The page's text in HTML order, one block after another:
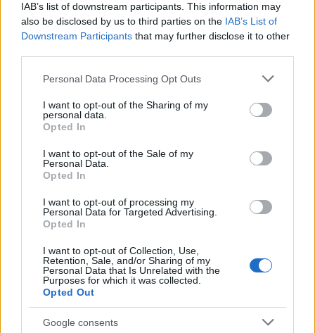
IAB’s list of downstream participants. This information may
also be disclosed by us to third parties on the IAB’s List of
Downstream Participants that may further disclose it to other
Please note that this website/app uses one or more Google
not limited to your visit or usage behaviour. You may click to
grant or deny consent to Google and its third-party tags to
use your data for below specified purposes in below Google
consent section.
Personal Data Processing Opt Outs
I want to opt-out of the Sharing of my
personal data.
Opted In
I want to opt-out of the Sale of my
Personal Data.
Opted In
I want to opt-out of processing my
Personal Data for Targeted Advertising.
Opted In
I want to opt-out of Collection, Use,
Retention, Sale, and/or Sharing of my
Personal Data that Is Unrelated with the
Purposes for which it was collected.
Opted Out
Google consents
Continua a leggere
LIFESTYLE
abbigliamento fresco e professionale